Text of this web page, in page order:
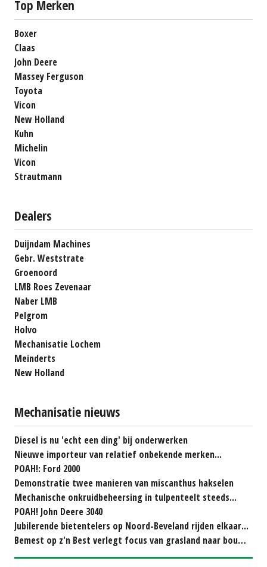
Top Merken
Boxer
Claas
John Deere
Massey Ferguson
Toyota
Vicon
New Holland
Kuhn
Michelin
Vicon
Strautmann
Dealers
Duijndam Machines
Gebr. Weststrate
Groenoord
LMB Roes Zevenaar
Naber LMB
Pelgrom
Holvo
Mechanisatie Lochem
Meinderts
New Holland
Mechanisatie nieuws
Diesel is nu 'echt een ding' bij onderwerken
Nieuwe importeur van relatief onbekende merken...
POAH!: Ford 2000
Demonstratie twee manieren van miscanthus hakselen
Mechanische onkruidbeheersing in tulpenteelt steeds...
POAH! John Deere 3040
Jubilerende bietentelers op Noord-Beveland rijden elkaar...
Bemest op z'n Best verlegt focus van grasland naar bouwland